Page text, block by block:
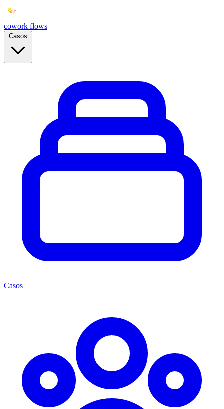
cowork flows
Casos